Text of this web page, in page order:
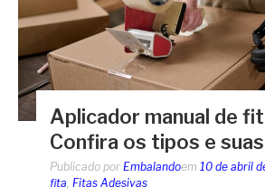
Aplicador manual de
Confira os tipos e
Publicado por Embalandoem 10 de abril
fita Fitas Adesivas